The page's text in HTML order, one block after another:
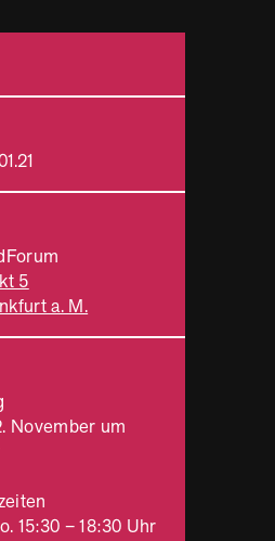
5
a. M.
November um
15:30 – 18:30 Uhr